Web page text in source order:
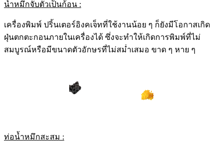
น้ำหมึกจับตัวเป็นก้อน :
เครื่องพิมพ์ ปริ้นเตอร์อิงคเจ็ทที่ใช้งานน้อย ๆ ก็ยังมีโอกาสเกิด
ฝุ่นตกตะกอนภายในเครื่องได้ ซึ่งจะทำให้เกิดการพิมพ์ที่ไม่
สมบูรณ์หรือมีขนาดตัวอักษรที่ไม่สม่ำเสมอ ขาด ๆ หาย ๆ
ท่อน้ำหมึกสะสม :